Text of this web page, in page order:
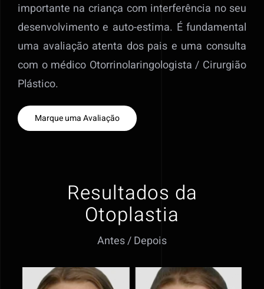
importante na criança com interferência no seu
desenvolvimento e auto-estima. É fundamental
uma avaliação atenta dos pais e uma consulta
com o médico Otorrinolaringologista / Cirurgião
Plástico.
Marque uma Avaliação
Resultados da
Otoplastia
Antes / Depois